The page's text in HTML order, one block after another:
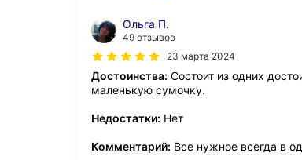
Ольга П.
49 отзывов
23 марта 2024
Достоинства: Состоит из одних
маленькую сумочку.
Недостатки: Нет
Комментарий: Все нужное всегда в